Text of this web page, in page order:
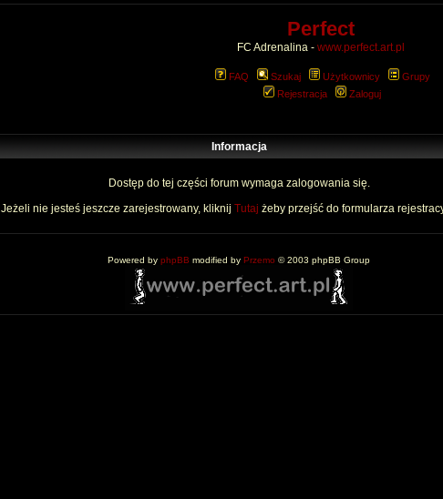
Perfect
FC Adrenalina - www.perfect.art.pl
FAQ Szukaj Użytkownicy
Grupy
Rejestracja
Zaloguj
Informacja
Dostęp do tej części forum wymaga zalogowania się.
Jeżeli nie jesteś jeszcze zarejestrowany, kliknij Tutaj żeby przejść do formularza
Powered by phpBB modified by Przemo © 2003 phpBB Group